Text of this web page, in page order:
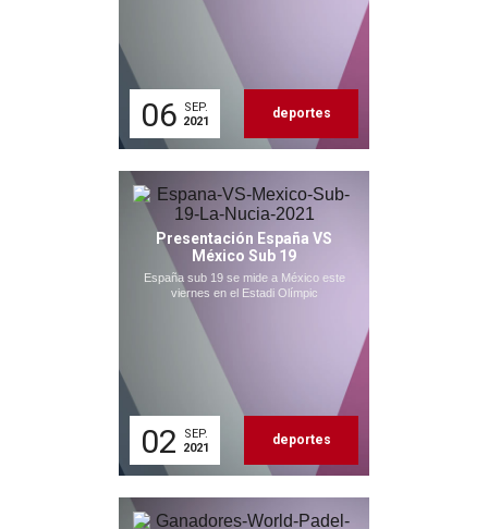
06
SEP.
2021
deportes
Presentación España VS
México Sub 19
España sub 19 se mide a México este
viernes en el Estadi Olímpic
02
SEP.
2021
deportes